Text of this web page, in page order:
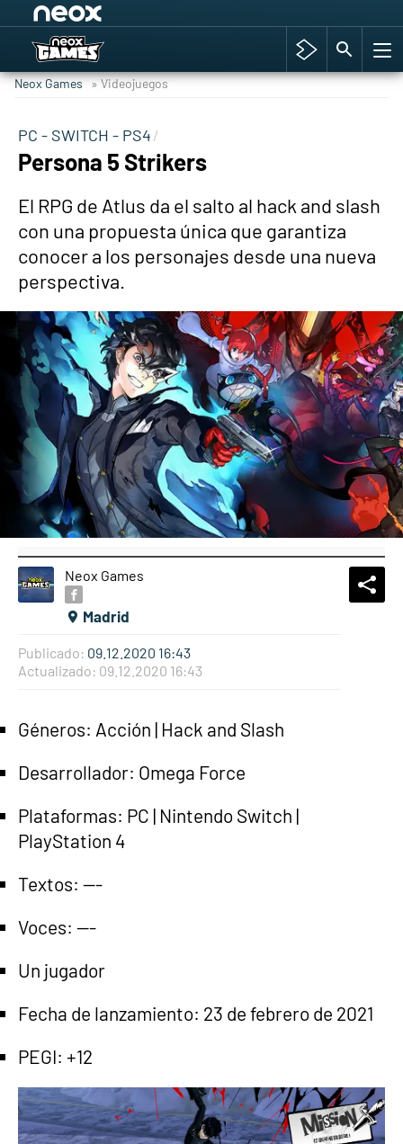
Hyrule Warriors: La Era del Cataclismo
Cyberpunk 2077
Asia peculiar tradición
Neox Games » Videojuegos
PC - SWITCH - PS4
Persona 5 Strikers
El RPG de Atlus da el salto al hack and slash
con una propuesta única que garantiza
conocer a los personajes desde una nueva
perspectiva.
Neox Games
Madrid
Publicado: 09.12.2020 16:43
Actualizado: 09.12.2020 16:43
Géneros: Acción | Hack and Slash
Desarrollador: Omega Force
Plataformas: PC | Nintendo Switch |
PlayStation 4
Textos: ---
Voces: ---
Un jugador
Fecha de lanzamiento: 23 de febrero de 2021
PEGI: +12